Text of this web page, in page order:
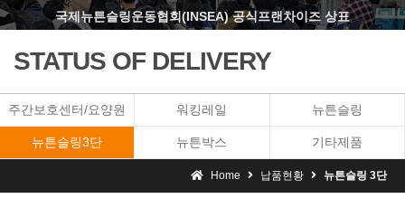
국제뉴튼슬링운동협회(INSEA) 공식프랜차이즈 상표
STATUS OF DELIVERY
주간보호센터/요양원 워킹레일 뉴튼슬링
뉴튼슬링3단 뉴튼박스 기타제품
Home 납품현황 뉴튼슬링 3단